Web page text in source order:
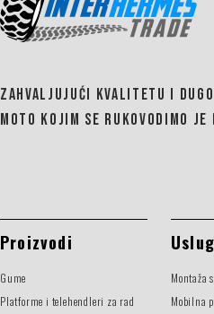
ZAHVALJUJUĆI KVALITETU I
MOTO KOJIM SE RUKOVODIMO
Proizvodi
Gume
Platforme i telehendleri za rad
Montaža
Mobilna